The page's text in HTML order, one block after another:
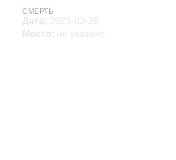
СМЕРТЬ
Дата: 2025-03-20
Место: не указано